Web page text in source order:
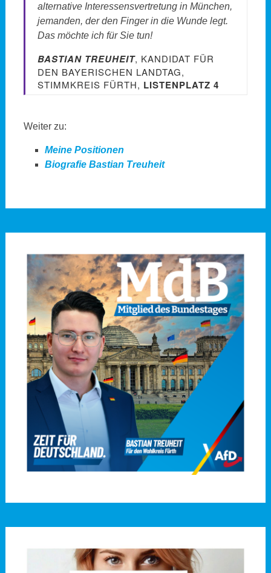
alternative Interessensvertretung in München,
jemanden, der den Finger in die Wunde legt.
Das möchte ich für Sie tun!
BASTIAN TREUHEIT, KANDIDAT FÜR
DEN BAYERISCHEN LANDTAG,
STIMMKREIS FÜRTH, LISTENPLATZ 4
Weiter zu:
Meine Positionen
Biografie Bastian Treuheit